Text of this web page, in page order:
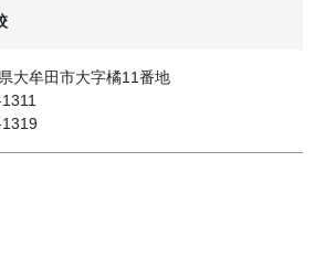
大牟田市大字橘11番地